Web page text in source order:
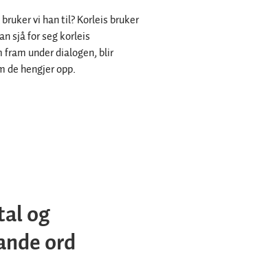
bruker vi han til? Korleis bruker
sjå for seg korleis
under dialogen, blir
de hengjer opp.
og
ord